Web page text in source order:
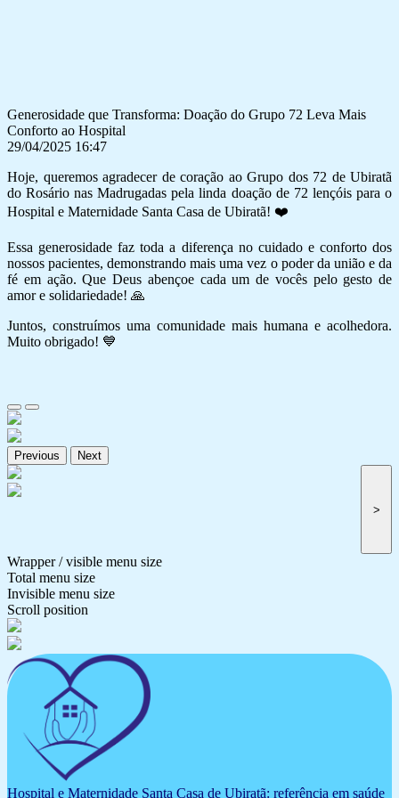
Generosidade que Transforma: Doação do Grupo 72 Leva Mais
Conforto ao Hospital
29/04/2025 16:47
Hoje, queremos agradecer de coração ao Grupo dos 72 de Ubiratã
do Rosário nas Madrugadas pela linda doação de 72 lençóis para o
Hospital e Maternidade Santa Casa de Ubiratã! ❤️
Essa generosidade faz toda a diferença no cuidado e conforto dos
nossos pacientes, demonstrando mais uma vez o poder da união e da
fé em ação. Que Deus abençoe cada um de vocês pelo gesto de
amor e solidariedade! 🙏
Juntos, construímos uma comunidade mais humana e acolhedora.
Muito obrigado! 💙
Previous Next
>
Wrapper / visible menu size
Total menu size
Invisible menu size
Scroll position
Hospital e Maternidade Santa Casa de Ubiratã: referência em saúde